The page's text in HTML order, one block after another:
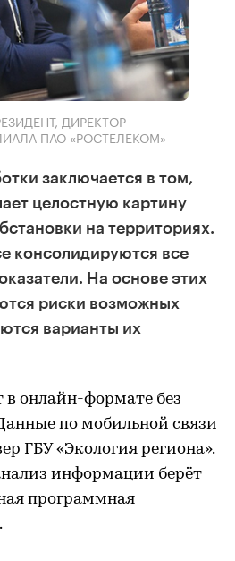
ДИРЕКТОР
ПАО «РОСТЕЛЕКОМ»
заключается в том,
целостную картину
на территориях.
консолидируются все
На основе этих
риски возможных
варианты их
в онлайн-формате без
по мобильной связи
ГБУ «Экология региона».
информации берёт
программная